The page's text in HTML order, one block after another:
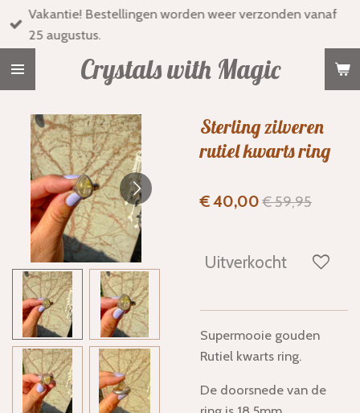
Ga
direct
Crystals with Magic
Vakantie! Bestellingen worden weer verzonden vanaf
25 augustus.
Sterling zilveren
rutiel kwarts ring
€ 40,00 € 59,95
Uitverkocht
Supermooie gouden
Rutiel kwarts ring.
De doorsnede van de